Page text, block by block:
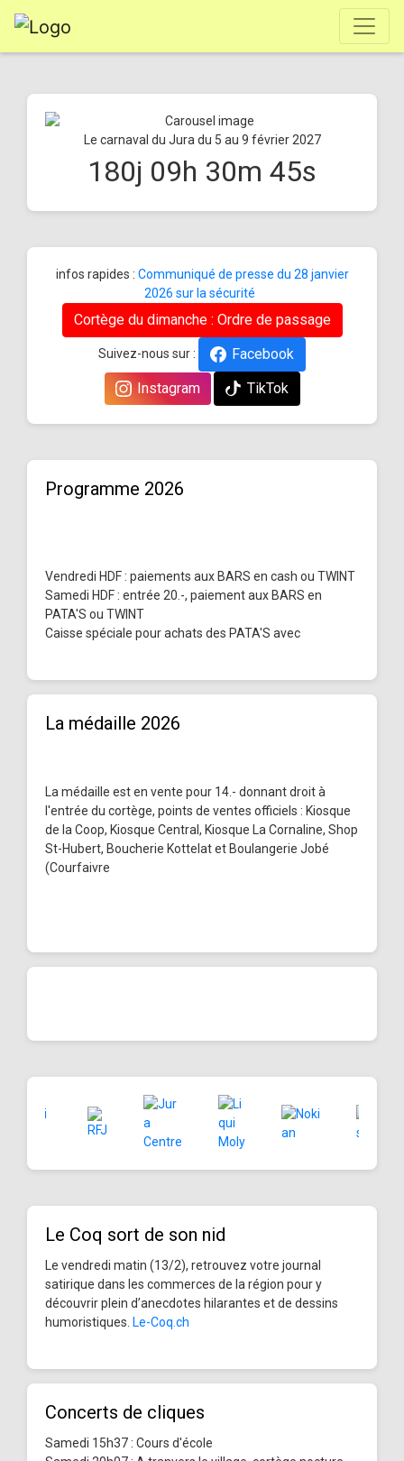
Le carnaval du Jura du 5 au 9 février 2027
180j 09h 30m 45s
infos rapides : Communiqué de presse du 28 janvier
2026 sur la sécurité
Cortège du dimanche : Ordre de passage
Suivez-nous sur :
Facebook
Instagram
TikTok
Programme 2026
Vendredi HDF : paiements aux BARS en cash ou TWINT
Samedi HDF : entrée 20.-, paiement aux BARS en
PATA'S ou TWINT
Caisse spéciale pour achats des PATA'S avec
La médaille 2026
La médaille est en vente pour 14.- donnant droit à
l'entrée du cortège, points de ventes officiels : Kiosque
de la Coop, Kiosque Central, Kiosque La Cornaline, Shop
St-Hubert, Boucherie Kottelat et Boulangerie Jobé
(Courfaivre
Le Coq sort de son nid
Le vendredi matin (13/2), retrouvez votre journal
satirique dans les commerces de la région pour y
découvrir plein d’anecdotes hilarantes et de dessins
humoristiques. Le-Coq.ch
Concerts de cliques
Samedi 15h37 : Cours d'école